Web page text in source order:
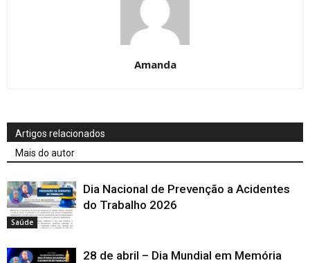
Amanda
Artigos relacionados
Mais do autor
Saúde
Dia Nacional de Prevenção a Acidentes
do Trabalho 2026
28 de abril – Dia Mundial em Memória